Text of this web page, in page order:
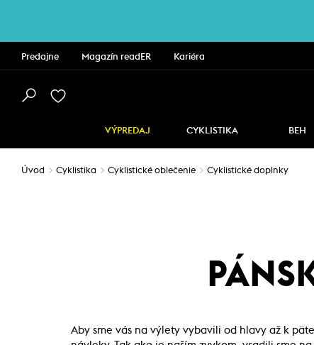
Predajne Magazín readER Kariéra
VÝPREDAJ CYKLISTIKA BEH
Úvod Cyklistika Cyklistické oblečenie Cyklistické doplnky
Aby sme vás na výlety vybavili od hlavy až k